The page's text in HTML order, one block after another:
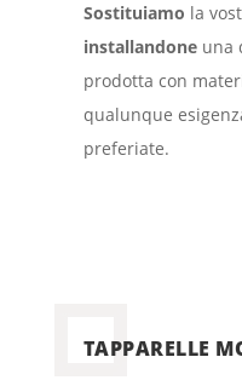
Sostituiamo la
installandoneuna
prodotta con
qualunque
preferiate.
TAPPARELLE